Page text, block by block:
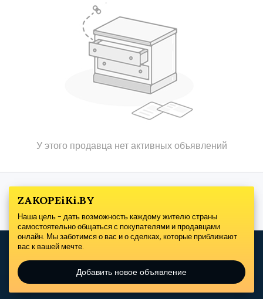
У этого продавца нет активных объявлений
ZAKOPEiKi.BY
Наша цель - дать возможность каждому жителю страны
самостоятельно общаться с покупателями и продавцами
онлайн. Мы заботимся о вас и о сделках, которые приближают
вас к вашей мечте.
Добавить новое объявление